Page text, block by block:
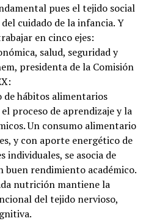
pues el tejido social
cuidado de la infancia. Y
en cinco ejes:
salud, seguridad y
presidenta de la Comisión
hábitos alimentarios
proceso de aprendizaje y la
Un consumo alimentario
y con aporte energético de
individuales, se asocia de
buen rendimiento académico.
nutrición mantiene la
del tejido nervioso,